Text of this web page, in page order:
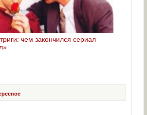
чем закончился сериал